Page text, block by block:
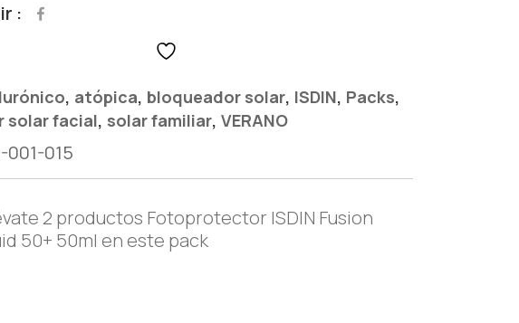
, atópica, bloqueador solar, ISDIN, Packs,
solar facial, solar familiar, VERANO
001-015
2 productos Fotoprotector ISDIN Fusion
50+ 50ml en este pack